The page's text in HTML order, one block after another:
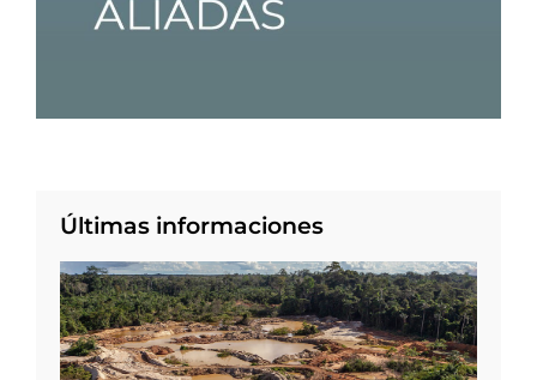
Últimas informaciones